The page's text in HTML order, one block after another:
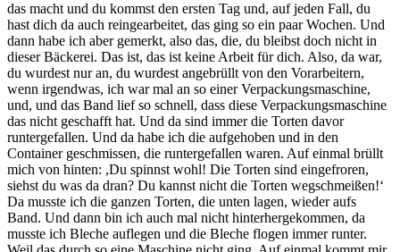
das macht und du kommst den ersten Tag und, auf jeden Fall, du
hast dich da auch reingearbeitet, das ging so ein paar Wochen. Und
dann habe ich aber gemerkt, also das, die, du bleibst doch nicht in
dieser Bäckerei. Das ist, das ist keine Arbeit für dich. Also, da war,
du wurdest nur an, du wurdest angebrüllt von den Vorarbeitern,
wenn irgendwas, ich war mal an so einer Verpackungsmaschine,
und, und das Band lief so schnell, dass diese Verpackungsmaschine
das nicht geschafft hat. Und da sind immer die Torten davor
runtergefallen. Und da habe ich die aufgehoben und in den
Container geschmissen, die runtergefallen waren. Auf einmal brüllt
mich von hinten: ,Du spinnst wohl! Die Torten sind eingefroren,
siehst du was da dran? Du kannst nicht die Torten wegschmeißen!‘
Da musste ich die ganzen Torten, die unten lagen, wieder aufs
Band. Und dann bin ich auch mal nicht hinterhergekommen, da
musste ich Bleche auflegen und die Bleche flogen immer runter.